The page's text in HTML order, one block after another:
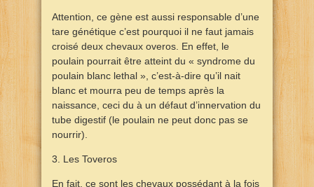
Attention, ce gène est aussi responsable d’une
tare génétique c’est pourquoi il ne faut jamais
croisé deux chevaux overos. En effet, le
poulain pourrait être atteint du « syndrome du
poulain blanc lethal », c’est-à-dire qu’il nait
blanc et mourra peu de temps après la
naissance, ceci du à un défaut d’innervation du
tube digestif (le poulain ne peut donc pas se
nourrir).
3. Les Toveros
En fait, ce sont les chevaux possédant à la fois